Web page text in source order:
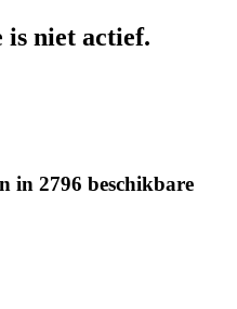
is niet actief.
in 2796 beschikbare